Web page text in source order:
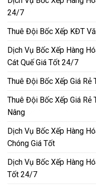
24/7
Thuê Đội Bốc Xếp KĐT
Dịch Vụ Bốc Xếp Hàng
Cát Quế Giá Tốt 24/7
Thuê Đội Bốc Xếp Giá
Thuê Đội Bốc Xếp Giá
Nâng
Dịch Vụ Bốc Xếp Hàng
Chóng Giá Tốt
Dịch Vụ Bốc Xếp Hàng
Tốt 24/7